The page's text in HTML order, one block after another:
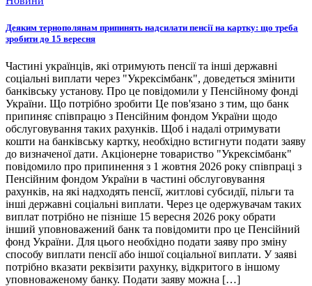
Деяким тернополянам припинять надсилати пенсії на картку: що треба
зробити до 15 вересня
Частині українців, які отримують пенсії та інші державні
соціальні виплати через "Укрексімбанк", доведеться змінити
банківську установу. Про це повідомили у Пенсійному фонді
України. Що потрібно зробити Це пов'язано з тим, що банк
припиняє співпрацю з Пенсійним фондом України щодо
обслуговування таких рахунків. Щоб і надалі отримувати
кошти на банківську картку, необхідно встигнути подати заяву
до визначеної дати. Акціонерне товариство "Укрексімбанк"
повідомило про припинення з 1 жовтня 2026 року співпраці з
Пенсійним фондом України в частині обслуговування
рахунків, на які надходять пенсії, житлові субсидії, пільги та
інші державні соціальні виплати. Через це одержувачам таких
виплат потрібно не пізніше 15 вересня 2026 року обрати
інший уповноважений банк та повідомити про це Пенсійний
фонд України. Для цього необхідно подати заяву про зміну
способу виплати пенсії або іншої соціальної виплати. У заяві
потрібно вказати реквізити рахунку, відкритого в іншому
уповноваженому банку. Подати заяву можна […]